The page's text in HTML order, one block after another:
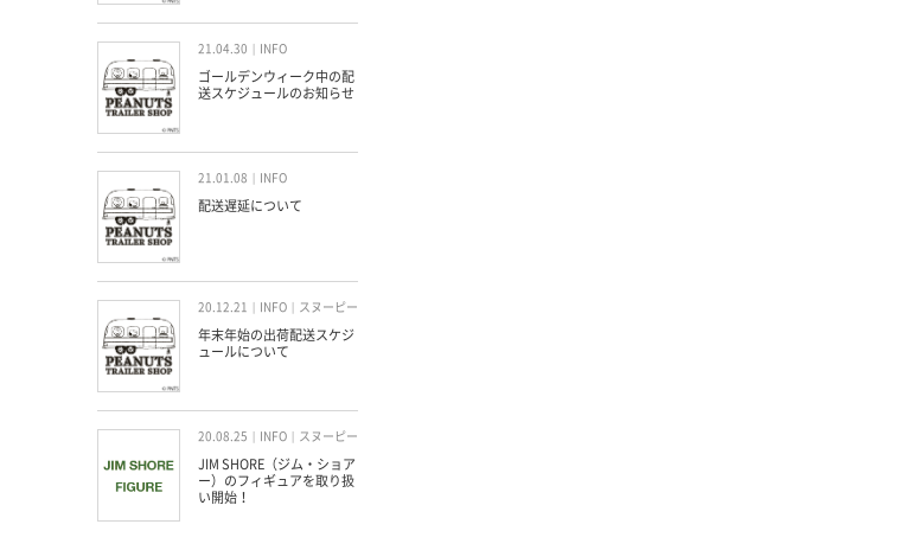
21.04.30 INFO
ゴールデンウィーク中の配
送スケジュールのお知らせ
21.01.08 INFO
配送遅延について
20.12.21 INFO スヌーピー
年末年始の出荷配送スケジ
ュールについて
20.08.25 INFO スヌーピー
JIM SHORE（ジム・ショア
ー）のフィギュアを取り扱
い開始！